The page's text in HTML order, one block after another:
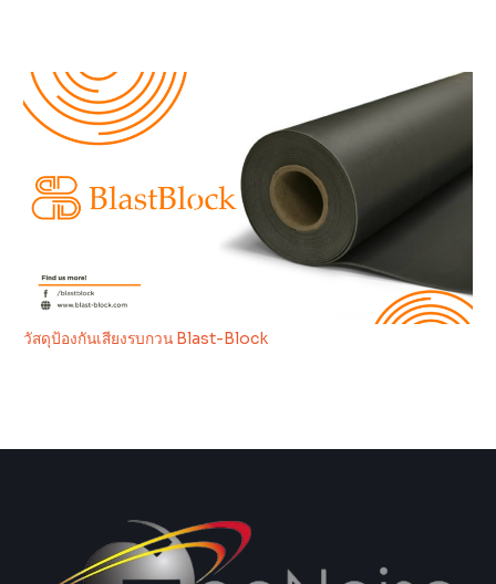
วัสดุป้องกันเสียงรบกวน Blast-Block